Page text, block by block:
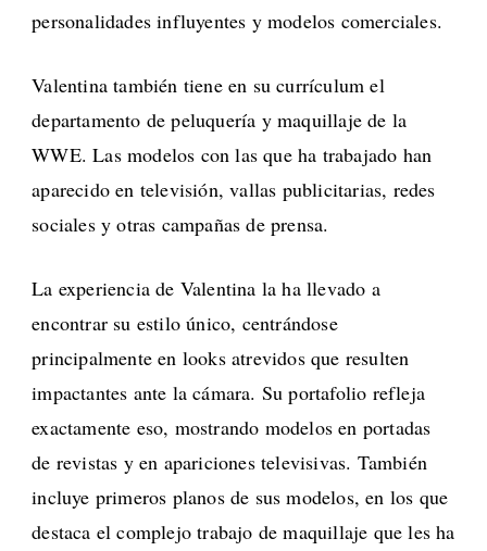
personalidades influyentes y modelos comerciales.
Valentina también tiene en su currículum el
departamento de peluquería y maquillaje de la
WWE. Las modelos con las que ha trabajado han
aparecido en televisión, vallas publicitarias, redes
sociales y otras campañas de prensa.
La experiencia de Valentina la ha llevado a
encontrar su estilo único, centrándose
principalmente en looks atrevidos que resulten
impactantes ante la cámara. Su portafolio refleja
exactamente eso, mostrando modelos en portadas
de revistas y en apariciones televisivas. También
incluye primeros planos de sus modelos, en los que
destaca el complejo trabajo de maquillaje que les ha